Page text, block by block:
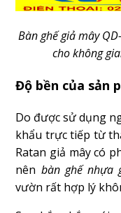
Bàn ghế giả mây
cho không
Độ bền của sản
Do được sử dụng
khẩu trực tiếp từ
Ratan giả mây có
nên bàn ghế nhựa
vườn rất hợp lý